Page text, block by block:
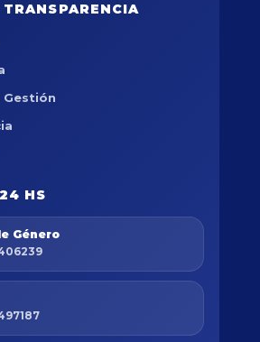
Gestión
HS
Género